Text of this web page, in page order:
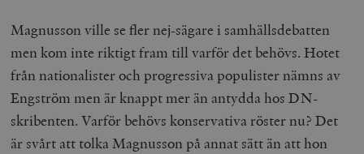
Magnusson ville se fler nej-sägare i samhällsdebatten
men kom inte riktigt fram till varför det behövs. Hotet
från nationalister och progressiva populister nämns av
Engström men är knappt mer än antydda hos DN-
skribenten. Varför behövs konservativa röster nu? Det
är svårt att tolka Magnusson på annat sätt än att hon